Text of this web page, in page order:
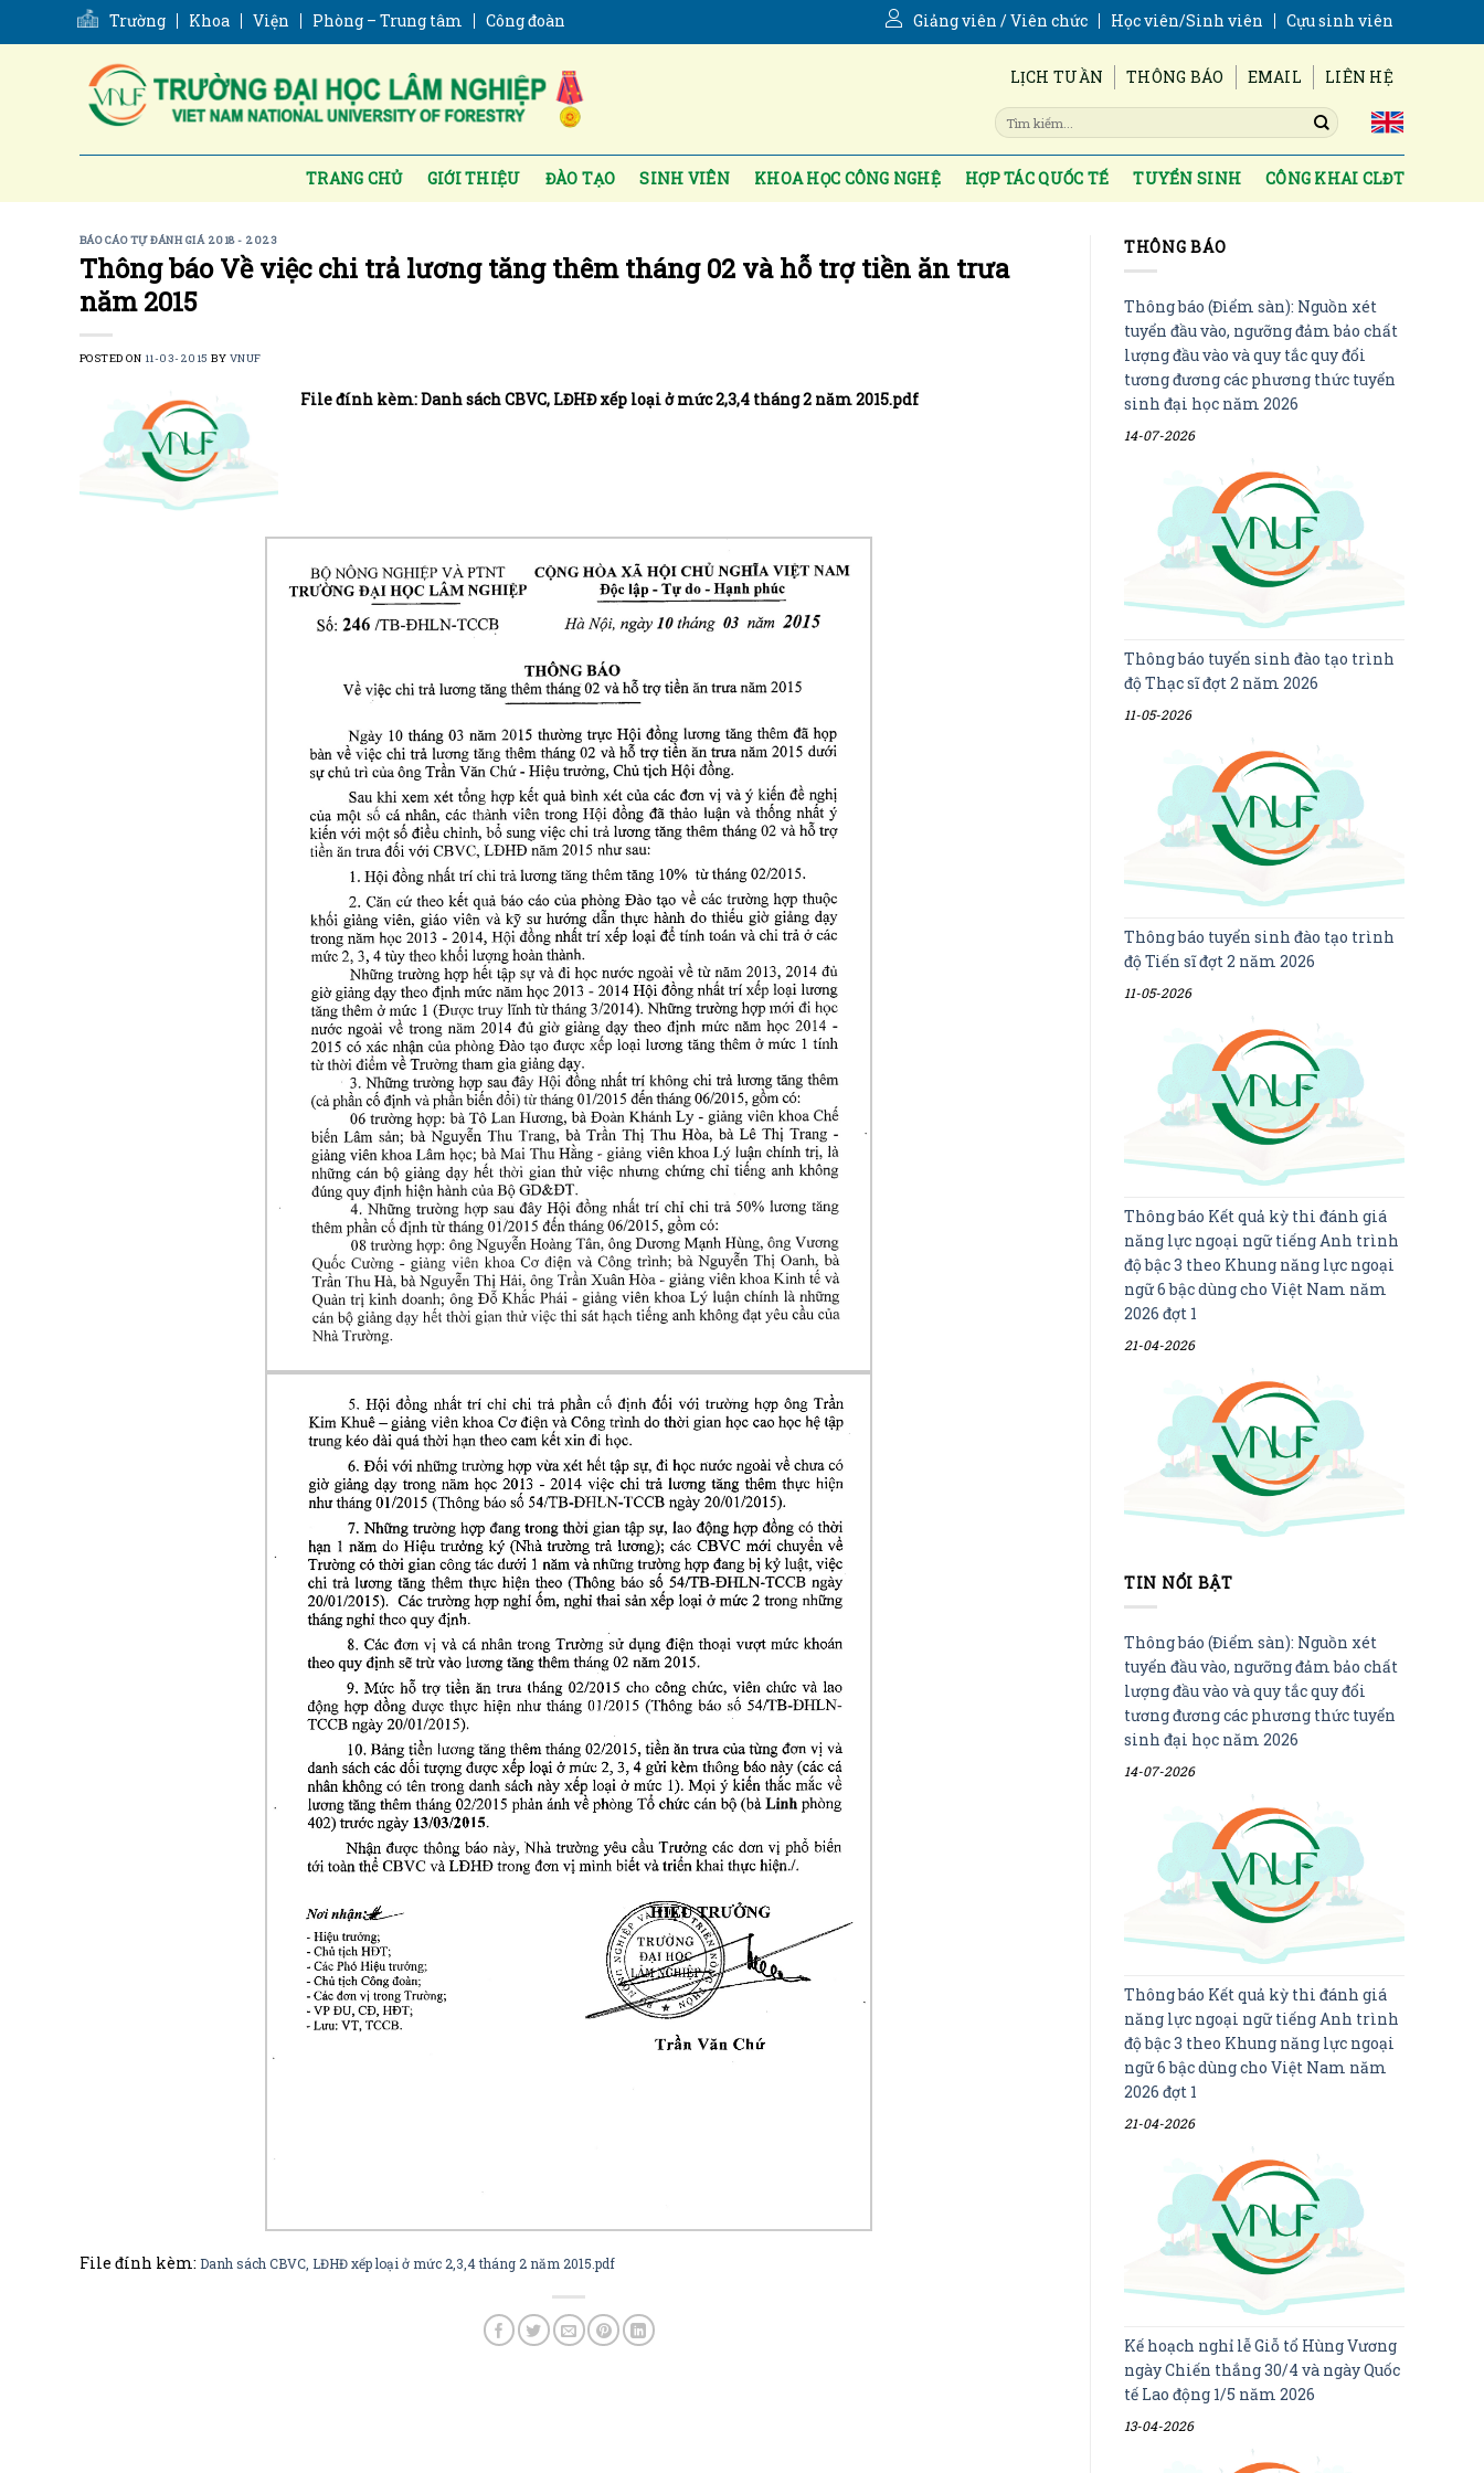
Trường Khoa Viện Phòng – Trung tâm Công đoàn Giảng viên / Viên chức Học viên/Sinh viên Cựu sinh viên
LỊCH TUẦN THÔNG BÁO EMAIL LIÊN HỆ
TRANG CHỦ GIỚI THIỆU ĐÀO TẠO SINH VIÊN KHOA HỌC CÔNG NGHỆ HỢP TÁC QUỐC TẾ TUYỂN SINH CÔNG KHAI CLĐT
BÁO CÁO TỰ ĐÁNH GIÁ 2018 - 2023
Thông báo Về việc chi trả lương tăng thêm tháng 02 và hỗ trợ tiền ăn trưa
năm 2015
POSTED ON 11-03-2015 BY VNUF
File đính kèm: Danh sách CBVC, LĐHĐ xếp loại ở mức 2,3,4 tháng 2 năm 2015.pdf
File đính kèm: Danh sách CBVC, LĐHĐ xếp loại ở mức 2,3,4 tháng 2 năm 2015.pdf
THÔNG BÁO
Thông báo (Điểm sàn): Nguồn xét
tuyển đầu vào, ngưỡng đảm bảo chất
lượng đầu vào và quy tắc quy đổi
tương đương các phương thức tuyển
sinh đại học năm 2026
14-07-2026
Thông báo tuyển sinh đào tạo trình
độ Thạc sĩ đợt 2 năm 2026
11-05-2026
Thông báo tuyển sinh đào tạo trình
độ Tiến sĩ đợt 2 năm 2026
11-05-2026
Thông báo Kết quả kỳ thi đánh giá
năng lực ngoại ngữ tiếng Anh trình
độ bậc 3 theo Khung năng lực ngoại
ngữ 6 bậc dùng cho Việt Nam năm
2026 đợt 1
21-04-2026
TIN NỔI BẬT
Thông báo (Điểm sàn): Nguồn xét
tuyển đầu vào, ngưỡng đảm bảo chất
lượng đầu vào và quy tắc quy đổi
tương đương các phương thức tuyển
sinh đại học năm 2026
14-07-2026
Thông báo Kết quả kỳ thi đánh giá
năng lực ngoại ngữ tiếng Anh trình
độ bậc 3 theo Khung năng lực ngoại
ngữ 6 bậc dùng cho Việt Nam năm
2026 đợt 1
21-04-2026
Kế hoạch nghỉ lễ Giỗ tổ Hùng Vương
ngày Chiến thắng 30/4 và ngày Quốc
tế Lao động 1/5 năm 2026
13-04-2026